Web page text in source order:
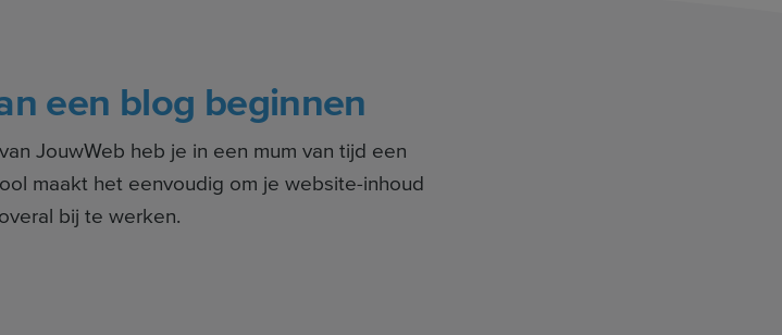
een blog beginnen
JouwWeb heb je in een mum van tijd een
maakt het eenvoudig om je website-inhoud
bij te werken.